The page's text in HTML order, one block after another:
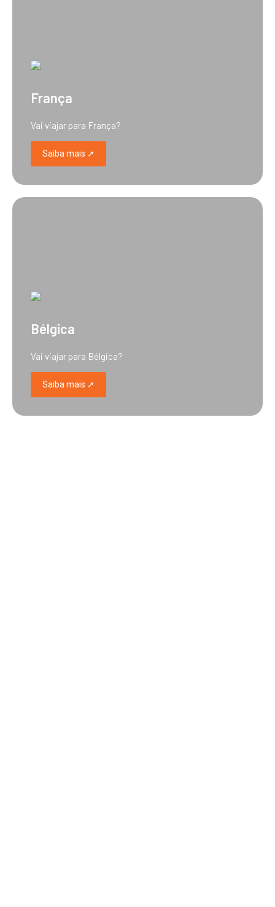
França
Vai viajar para França?
Saiba mais ➚
Bélgica
Vai viajar para Bélgica?
Saiba mais ➚